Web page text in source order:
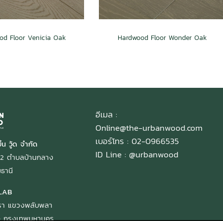
Floor Venicia Oak Hardwood Floor Wonder Oak
น วู้ด จำกัด
ตำบลบ้านกลาง
านี
แขวงพลับพลา
กรุงเทพมหานคร
อีเมล :
Online@the-urbanwood.com
เบอร์โทร : 02-0966535
ID Line : @urbanwood